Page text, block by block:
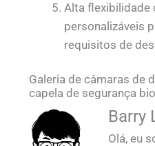
Alta flexibilidade
personalizáveis
requisitos de
Galeria de câmaras de
capela de segurança
QUALIA OEB5
saco contínuo
QUALIA OEB5
saco contínuo
Barry
Olá, eu